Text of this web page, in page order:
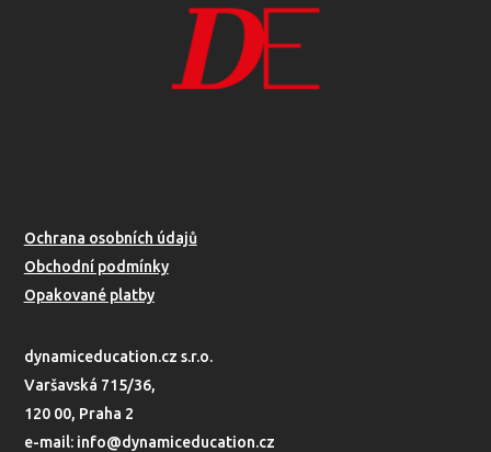
Ochrana osobních údajů
Obchodní podmínky
Opakované platby
dynamiceducation.cz s.r.o.
Varšavská 715/36,
120 00, Praha 2
e-mail: info@dynamiceducation.cz